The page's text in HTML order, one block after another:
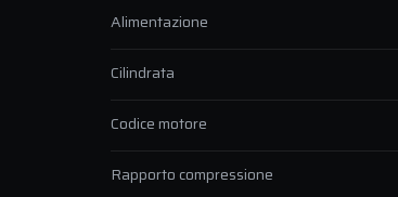
Alimentazione
Cilindrata
Codice motore
Rapporto compressione